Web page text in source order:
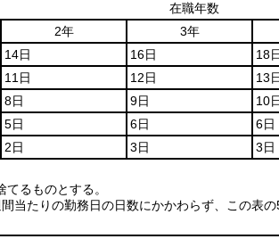
在職年数
2年 3年
14日 16日 18
11日 12日 13
8日 9日 10
5日 6日 6日
2日 3日 3日
るものとする。
たりの勤務日の日数にかかわらず、この表の